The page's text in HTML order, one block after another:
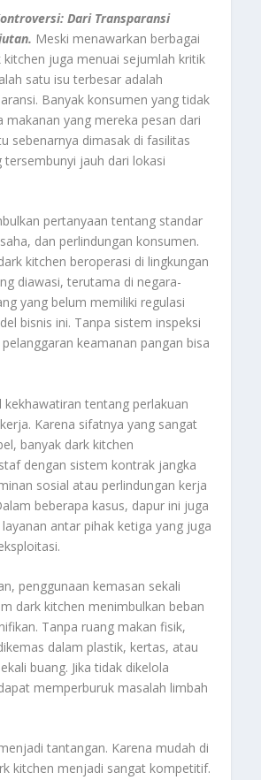
Dari Transparansi
Meski menawarkan berbagai
kitchen juga menuai sejumlah kritik
satu isu terbesar adalah
Banyak konsumen yang tidak
makanan yang mereka pesan dari
sebenarnya dimasak di fasilitas
tersembunyi jauh dari lokasi
pertanyaan tentang standar
dan perlindungan konsumen.
kitchen beroperasi di lingkungan
diawasi, terutama di negara-
yang belum memiliki regulasi
bisnis ini. Tanpa sistem inspeksi
keamanan pangan bisa
kekhawatiran tentang perlakuan
Karena sifatnya yang sangat
banyak dark kitchen
dengan sistem kontrak jangka
sosial atau perlindungan kerja
beberapa kasus, dapur ini juga
antar pihak ketiga yang juga
penggunaan kemasan sekali
dark kitchen menimbulkan beban
Tanpa ruang makan fisik,
dalam plastik, kertas, atau
buang. Jika tidak dikelola
memperburuk masalah limbah
tantangan. Karena mudah di
kitchen menjadi sangat kompetitif.